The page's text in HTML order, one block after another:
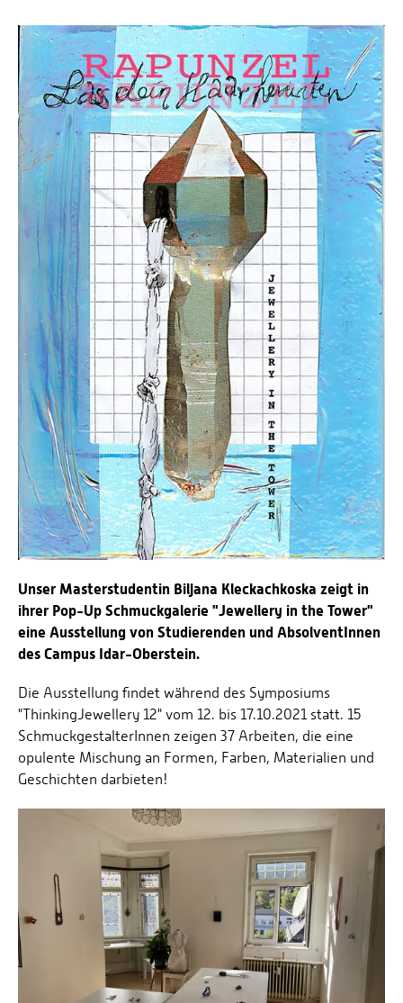
Unser Masterstudentin Biljana Kleckachkoska zeigt in
ihrer Pop-Up Schmuckgalerie "Jewellery in the Tower"
eine Ausstellung von Studierenden und AbsolventInnen
des Campus Idar-Oberstein.
Die Ausstellung findet während des Symposiums
"ThinkingJewellery 12" vom 12. bis 17.10.2021 statt. 15
SchmuckgestalterInnen zeigen 37 Arbeiten, die eine
opulente Mischung an Formen, Farben, Materialien und
Geschichten darbieten!